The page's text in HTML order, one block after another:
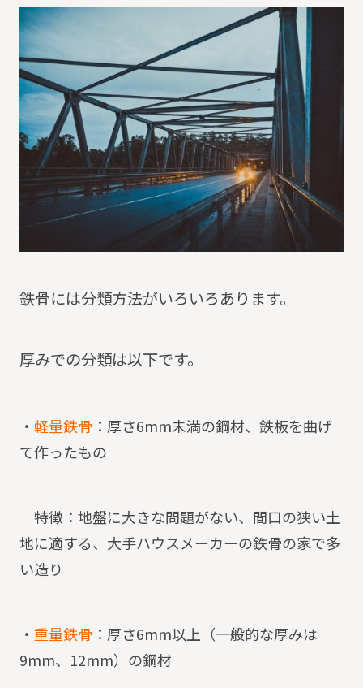
鉄骨には分類方法がいろいろあります。
厚みでの分類は以下です。
・ 軽量鉄骨 ：厚さ6mm未満の鋼材、鉄板を曲げ
て作ったもの
特徴：地盤に大きな問題がない、間口の狭い土
地に適する、大手ハウスメーカーの鉄骨の家で多
い造り
・ 重量鉄骨 ：厚さ6mm以上（一般的な厚みは
9mm、12mm）の鋼材